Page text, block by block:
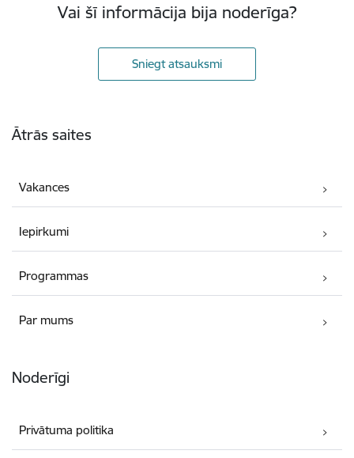
Vai šī informācija bija noderīga?
Sniegt atsauksmi
Ātrās saites
Vakances
Iepirkumi
Programmas
Par mums
Noderīgi
Privātuma politika